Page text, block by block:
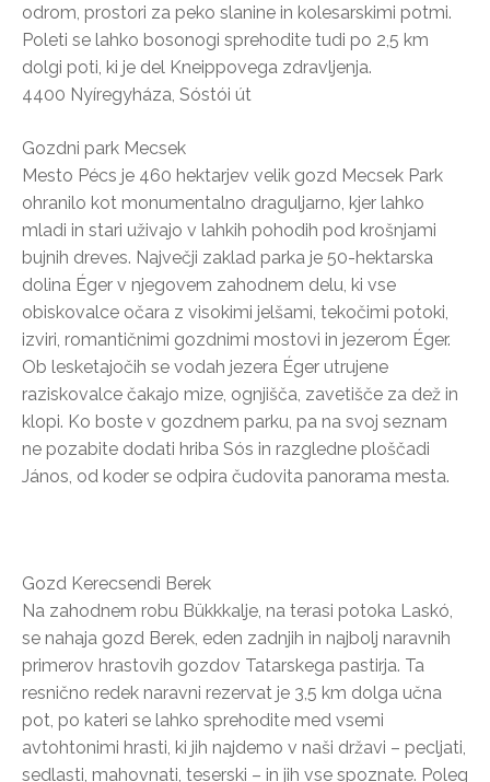
odrom, prostori za peko slanine in kolesarskimi potmi.
Poleti se lahko bosonogi sprehodite tudi po 2,5 km
dolgi poti, ki je del Kneippovega zdravljenja.
4400 Nyíregyháza, Sóstói út
Gozdni park Mecsek
Mesto Pécs je 460 hektarjev velik gozd Mecsek Park
ohranilo kot monumentalno draguljarno, kjer lahko
mladi in stari uživajo v lahkih pohodih pod krošnjami
bujnih dreves. Največji zaklad parka je 50-hektarska
dolina Éger v njegovem zahodnem delu, ki vse
obiskovalce očara z visokimi jelšami, tekočimi potoki,
izviri, romantičnimi gozdnimi mostovi in jezerom Éger.
Ob lesketajočih se vodah jezera Éger utrujene
raziskovalce čakajo mize, ognjišča, zavetišče za dež in
klopi. Ko boste v gozdnem parku, pa na svoj seznam
ne pozabite dodati hriba Sós in razgledne ploščadi
János, od koder se odpira čudovita panorama mesta.
Gozd Kerecsendi Berek
Na zahodnem robu Bükkkalje, na terasi potoka Laskó,
se nahaja gozd Berek, eden zadnjih in najbolj naravnih
primerov hrastovih gozdov Tatarskega pastirja. Ta
resnično redek naravni rezervat je 3,5 km dolga učna
pot, po kateri se lahko sprehodite med vsemi
avtohtonimi hrasti, ki jih najdemo v naši državi – pecljati,
sedlasti, mahovnati, teserski – in jih vse spoznate. Poleg